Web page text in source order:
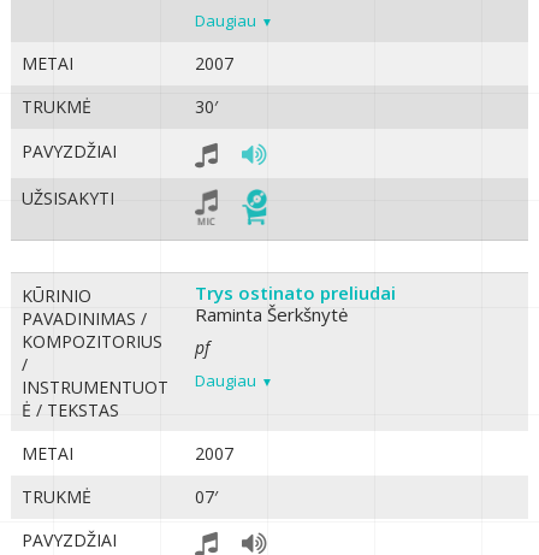
Daugiau
METAI
2007
TRUKMĖ
30′
PAVYZDŽIAI
UŽSISAKYTI
KŪRINIO
PAVADINIMAS /
KOMPOZITORIUS
/
INSTRUMENTUOT
Ė / TEKSTAS
Trys ostinato preliudai
Raminta Šerkšnytė
pf
Daugiau
METAI
2007
TRUKMĖ
07′
PAVYZDŽIAI